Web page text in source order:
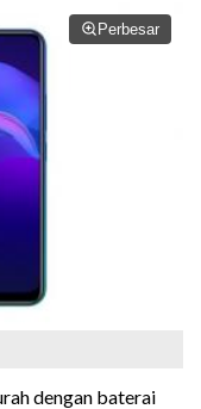
Perbesar
dengan baterai